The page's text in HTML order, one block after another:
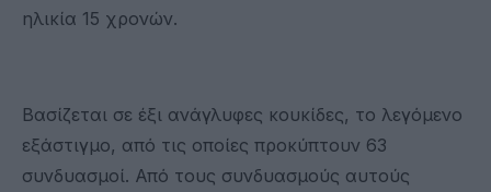
ηλικία 15 χρονών.
Βασίζεται σε έξι ανάγλυφες κουκίδες, το λεγόμενο
εξάστιγμο, από τις οποίες προκύπτουν 63
συνδυασμοί. Από τους συνδυασμούς αυτούς